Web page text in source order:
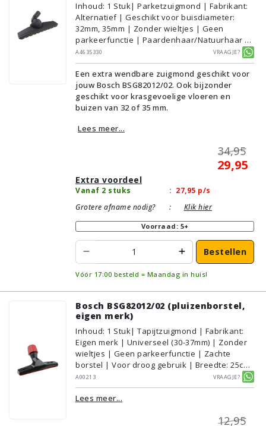
Inhoud: 1 Stuk| Parketzuigmond | Fabrikant:
Alternatief | Geschikt voor buisdiameter:
32mm, 35mm | Zonder wieltjes | Geen
parkeerfunctie | Paardenhaar/Natuurhaar |
Voor droog gebruik | Breedte: 33cm | Zonder
verlichting | Zonder kliksysteem | Zwart |
Wessel·Werk | Geschikt voor vloertype:
Plavuizen/Tegels, Parket/Laminaat, PVC/Vinyl
A4635330 Vraagje?
Een extra wendbare zuigmond geschikt voor
jouw Bosch BSG82012/02. Ook bijzonder
geschikt voor krasgevoelige vloeren en
buizen van 32 of 35 mm.
Lees meer...
34,95
29,95
Extra voordeel
Vanaf 2 stuks : 27,95 p/s
Grotere afname nodig?
: Klik hier
Voorraad: 5+
Bestellen
Vóór 17:00 besteld = Maandag in huis!
Bosch BSG82012/02 (pluizenborstel,
eigen merk)
Inhoud: 1 Stuk| Tapijtzuigmond | Fabrikant:
Eigen merk | Universeel (30-37mm) | Zonder
wieltjes | Geen parkeerfunctie | Zachte
borstel | Voor droog gebruik | Breedte: 25cm
| Zonder verlichting | Zonder kliksysteem |
Zwart | Alternatief | Geschikt voor:
Tapijt/Vloerbedekking
A00213 Vraagje?
Lees meer...
12,95